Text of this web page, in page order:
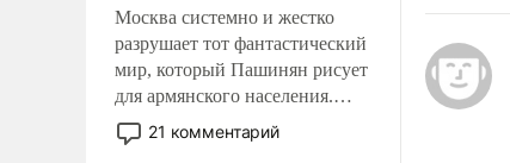
Москва системно и жестко
разрушает тот фантастический
мир, который Пашинян рисует
для армянского населения.
Мир, где политические
прожекты будут безусловно
21 комментарий